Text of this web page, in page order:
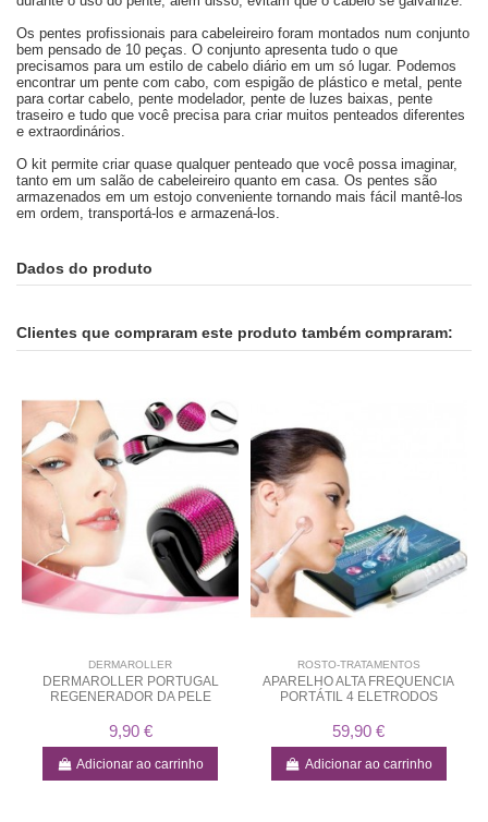
Os pentes profissionais para cabeleireiro foram montados num conjunto
bem pensado de 10 peças. O conjunto apresenta tudo o que
precisamos para um estilo de cabelo diário em um só lugar. Podemos
encontrar um pente com cabo, com espigão de plástico e metal, pente
para cortar cabelo, pente modelador, pente de luzes baixas, pente
traseiro e tudo que você precisa para criar muitos penteados diferentes
e extraordinários.
O kit permite criar quase qualquer penteado que você possa imaginar,
tanto em um salão de cabeleireiro quanto em casa. Os pentes são
armazenados em um estojo conveniente tornando mais fácil mantê-los
em ordem, transportá-los e armazená-los.
Dados do produto
Clientes que compraram este produto também compraram:
DERMAROLLER
DERMAROLLER PORTUGAL
REGENERADOR DA PELE
9,90 €
Adicionar ao carrinho
ROSTO-TRATAMENTOS
APARELHO ALTA FREQUENCIA
PORTÁTIL 4 ELETRODOS
59,90 €
Adicionar ao carrinho